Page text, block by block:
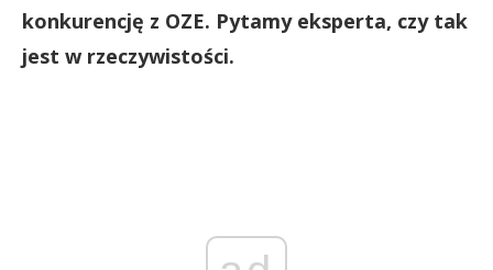
konkurencję z OZE. Pytamy eksperta, czy tak
jest w rzeczywistości.